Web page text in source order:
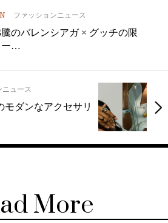
ファッションニュース
のバレンシアガ × グッチの限
ー…
ニュース
モダンなアクセサリ
More